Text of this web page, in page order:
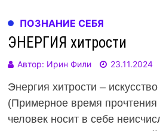
ПОЗНАНИЕ СЕБЯ
ЭНЕРГИЯ хитрости
Автор: Ирин Фили 23.11.2024
Энергия хитрости –
(Примерное время
человек носит в себе